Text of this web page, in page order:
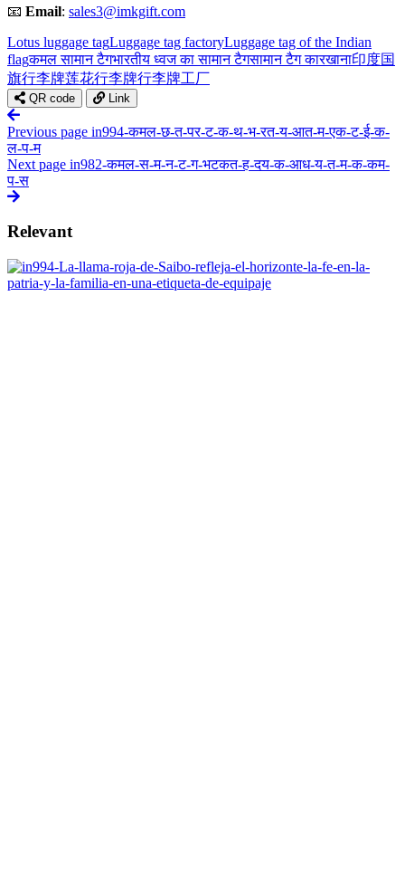
📧 Email: sales3@imkgift.com
Lotus luggage tagLuggage tag factoryLuggage tag of the Indian
flagकमल सामान टैगभारतीय ध्वज का सामान टैगसामान टैग कारखाना印度国
旗行李牌莲花行李牌行李牌工厂
QR code Link
Previous page in994-कमल-छ-त-पर-ट-क-थ-भ-रत-य-आत-म-एक-ट-ई-क-
ल-प-म
Next page in982-कमल-स-म-न-ट-ग-भटकत-ह-दय-क-आध-य-त-म-क-कम-
प-स
Relevant